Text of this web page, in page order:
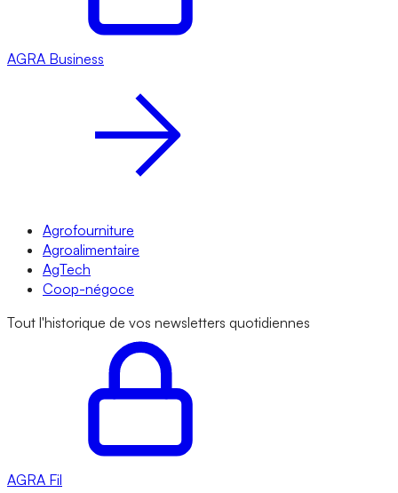
AGRA Business
Agrofourniture
Agroalimentaire
AgTech
Coop-négoce
Tout l'historique de vos newsletters quotidiennes
AGRA Fil